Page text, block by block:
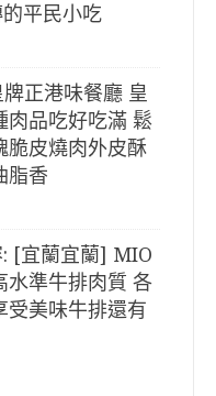
平民小吃
正港味餐廳 皇
肉品吃好吃滿 鬆
脆皮燒肉外皮酥
脂香
[宜蘭宜蘭] MIO
水準牛排肉質 各
受美味牛排還有